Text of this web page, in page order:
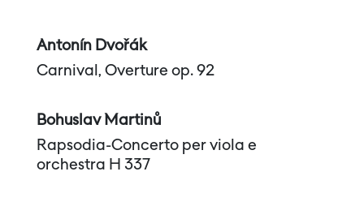
Antonín Dvořák
Carnival, Overture op. 92
Bohuslav Martinů
Rapsodia-Concerto per viola e
orchestra H 337